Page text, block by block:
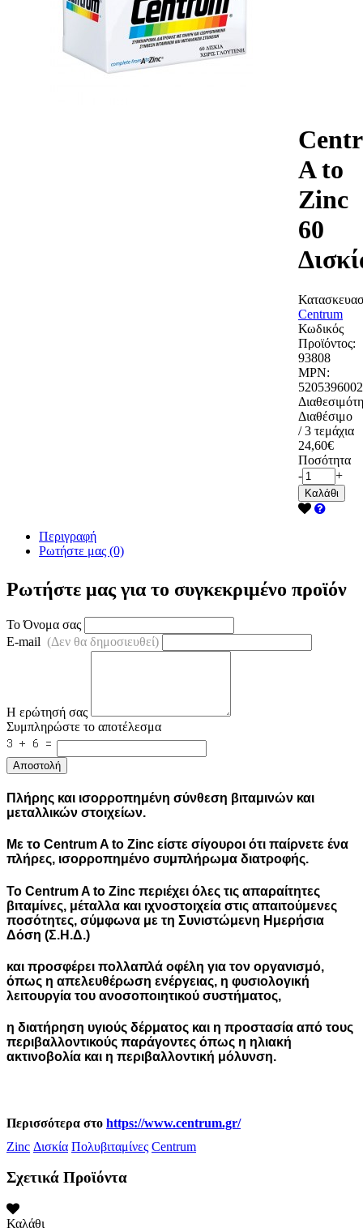
A to
Zinc
60
Centrum
Κωδικός
Προϊόντος:
93808
MPN:
Διαθέσιμο
/ 3 τεμάχια
24,60€
Ποσότητα
-
+
Καλάθι
Περιγραφή
Ρωτήστε μας (0)
Ρωτήστε μας για το συγκεκριμένο προϊόν
Το Όνομα σας
E-mail (Δεν θα δημοσιευθεί)
Η ερώτησή σας
Συμπληρώστε το αποτέλεσμα
Αποστολή
Πλήρης και ισορροπημένη σύνθεση βιταμινών και
μεταλλικών στοιχείων.
Με το Centrum A to Zinc είστε σίγουροι ότι παίρνετε ένα
πλήρες, ισορροπημένο συμπλήρωμα διατροφής.
Το Centrum A to Zinc περιέχει όλες τις απαραίτητες
βιταμίνες, μέταλλα και ιχνοστοιχεία στις απαιτούμενες
ποσότητες, σύμφωνα με τη Συνιστώμενη Ημερήσια
Δόση (Σ.Η.Δ.)
και προσφέρει πολλαπλά οφέλη για τον οργανισμό,
όπως η απελευθέρωση ενέργειας, η φυσιολογική
λειτουργία του ανοσοποιητικού συστήματος,
η διατήρηση υγιούς δέρματος και η προστασία από τους
περιβαλλοντικούς παράγοντες όπως η ηλιακή
ακτινοβολία και η περιβαλλοντική μόλυνση.
Περισσότερα στο https://www.centrum.gr/
Zinc Δισκία Πολυβιταμίνες Centrum
Σχετικά Προϊόντα
Καλάθι